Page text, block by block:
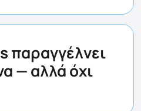
παραγγέλνει
— αλλά όχι